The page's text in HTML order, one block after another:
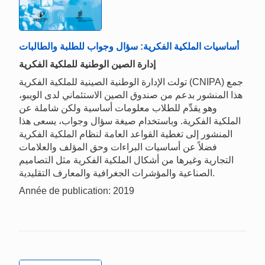
أساسيات الملكية الفكرية: سؤال وجواب للطلبة والطالبات
إدارة الصين الوطنية للملكية الفكرية
تولت الإدارة الوطنية الصينية للملكية الفكرية (CNIPA) جمع
هذا المنشور بدعم من صندوق الصين الاستئماني لدى الويبو،
وهو يقدِّم للطلاب معلومات أساسية ولكن شاملة عن
الملكية الفكرية. وباستخدام صيغة سؤال وجواب، يسعى هذا
المنشور إلى تغطية القواعد العامة لنظام الملكية الفكرية
فضلاً عن أساسيات البراءات وحق المؤلف والعلامات
التجارية وغيرها من أشكال الملكية الفكرية مثل التصاميم
الصناعية والمؤشرات الجغرافية والمعارف التقليدية.
Année de publication: 2019